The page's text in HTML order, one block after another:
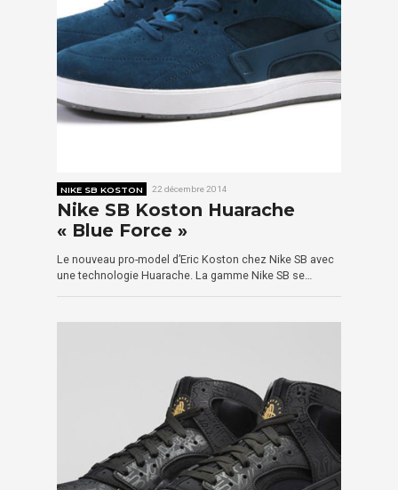
NIKE SB KOSTON 22 décembre 2014
Nike SB Koston Huarache
« Blue Force »
Le nouveau pro-model d’Eric Koston chez Nike SB avec
une technologie Huarache. La gamme Nike SB se…